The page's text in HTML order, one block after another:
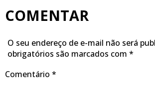
COMENTAR
O seu endereço de e-mail não será
obrigatórios são marcados com *
Comentário *